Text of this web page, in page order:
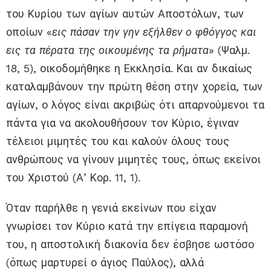
του Κυρίου των αγίων αυτών Αποστόλων, των
οποίων «εις πάσαν την γην εξήλθεν ο φθόγγος και
εις τα πέρατα της οικουμένης τα ρήματα» (Ψαλμ.
18, 5), οικοδομήθηκε η Εκκλησία. Και αν δικαίως
καταλαμβάνουν την πρώτη θέση στην χορεία, των
αγίων, ο λόγος είναι ακριβώς ότι απαρνούμενοι τα
πάντα για να ακολουθήσουν τον Κύριο, έγιναν
τέλειοι μιμητές του και καλούν όλους τους
ανθρώπους να γίνουν μιμητές τους, όπως εκείνοι
του Χριστού (Α’ Κορ. 11, 1).
Όταν παρήλθε η γενιά εκείνων που είχαν
γνωρίσει τον Κύριο κατά την επίγεια παραμονή
του, η αποστολική διακονία δεν έσβησε ωστόσο
(όπως μαρτυρεί ο άγιος Παύλος), αλλά